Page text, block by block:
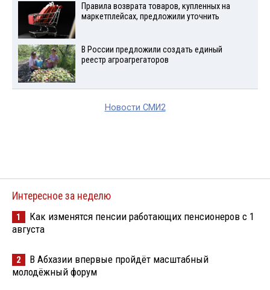
Правила возврата товаров, купленных на
маркетплейсах, предложили уточнить
В России предложили создать единый
реестр агроагрегаторов
Новости СМИ2
Интересное за неделю
1
Как изменятся пенсии работающих пенсионеров с 1
августа
2
В Абхазии впервые пройдёт масштабный
молодёжный форум